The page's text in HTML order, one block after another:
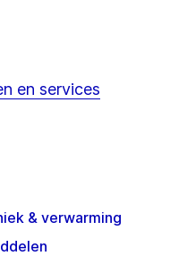
en services
& verwarming